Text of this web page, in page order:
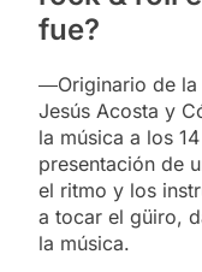
fue?
―Originario de la
Jesús Acosta y
la música a los
presentación de
el ritmo y los
a tocar el güiro,
la música.